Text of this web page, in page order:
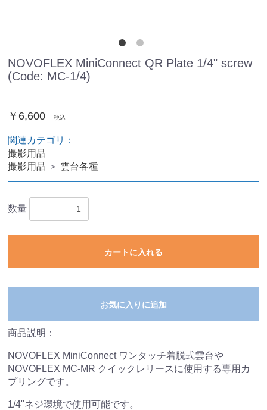
NOVOFLEX MiniConnect QR Plate 1/4" screw
(Code: MC-1/4)
￥6,600 税込
関連カテゴリ：
撮影用品
撮影用品 ＞ 雲台各種
数量
カートに入れる
お気に入りに追加
商品説明：
NOVOFLEX MiniConnect ワンタッチ着脱式雲台や
NOVOFLEX MC-MR クイックレリースに使用する専用カ
プリングです。
1/4"ネジ環境で使用可能です。